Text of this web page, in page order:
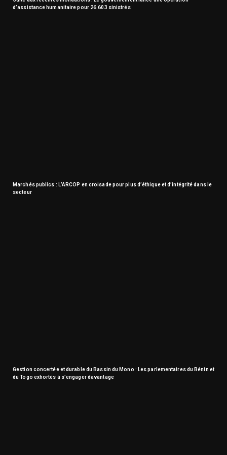
d’assistance humanitaire pour 26.603 sinistrés
Marchés publics : L’ARCOP en croisade pour plus d’éthique et d’intégrité dans le
secteur
Gestion concertée et durable du Bassin du Mono : Les parlementaires du Bénin et
du Togo exhortés à s’engager davantage